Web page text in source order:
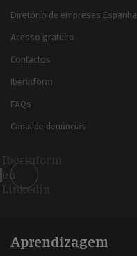
Diretório de empresas Espanha
Acesso gratuito
Contactos
Iberinform
FAQs
Canal de denúncias
Iberinform
en
Linkedin
Aprendizagem